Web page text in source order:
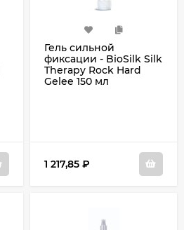
Гель сильной
фиксации - BioSilk Silk
Therapy Rock Hard
Gelee 150 мл
1 217,85 ₽